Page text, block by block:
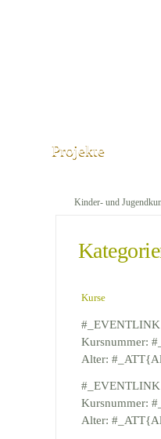
Projekte
Kinder- und
Kurse
#_EVENTLINK
Kursnummer:
Alter:
#_EVENTLINK
Kursnummer:
Alter: